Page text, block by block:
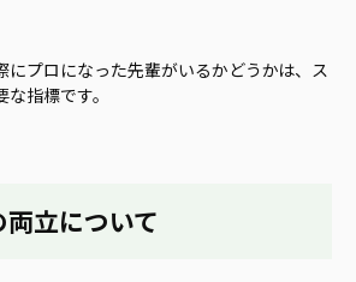
にプロになった先輩がいるかどうかは、ス
指標です。
立について